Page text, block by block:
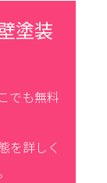
塗装
でも無料
を詳しく